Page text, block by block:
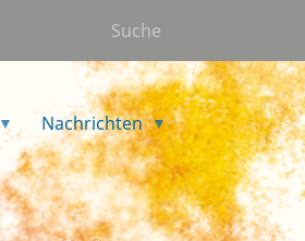
Suche
Nachrichten